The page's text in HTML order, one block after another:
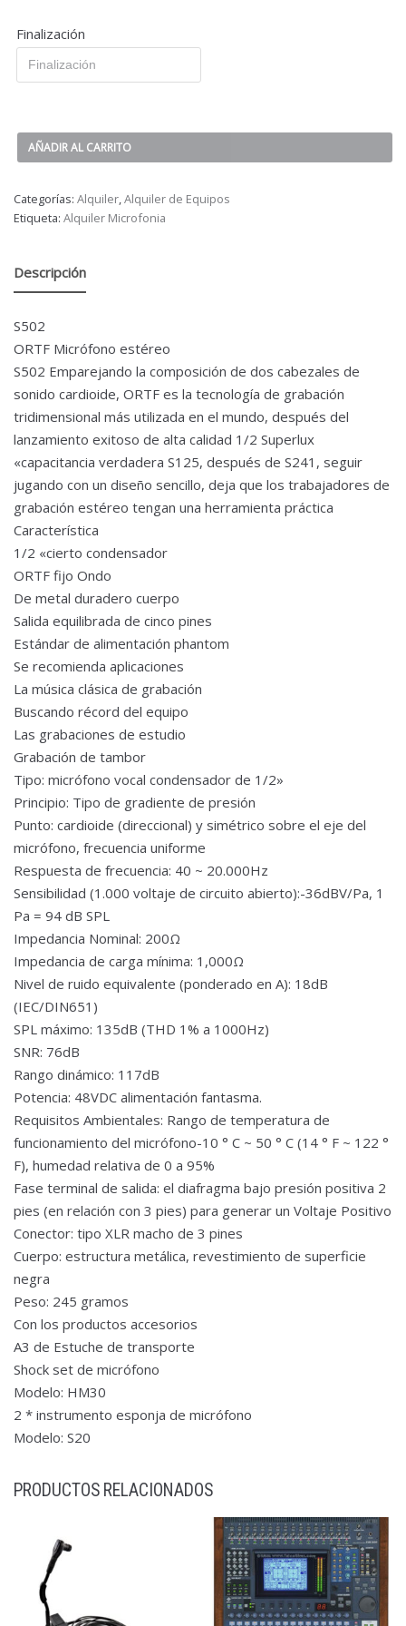
Finalización
AÑADIR AL CARRITO
Categorías: Alquiler Alquiler de Equipos
Etiqueta: Alquiler Microfonia
Descripción
S502
ORTF Micrófono estéreo
S502 Emparejando la composición de dos cabezales de
sonido cardioide, ORTF es la tecnología de grabación
tridimensional más utilizada en el mundo, después del
lanzamiento exitoso de alta calidad 1/2 Superlux
«capacitancia verdadera S125, después de S241, seguir
jugando con un diseño sencillo, deja que los trabajadores de
grabación estéreo tengan una herramienta práctica
Característica
1/2 «cierto condensador
ORTF fijo Ondo
De metal duradero cuerpo
Salida equilibrada de cinco pines
Estándar de alimentación phantom
Se recomienda aplicaciones
La música clásica de grabación
Buscando récord del equipo
Las grabaciones de estudio
Grabación de tambor
Tipo: micrófono vocal condensador de 1/2»
Principio: Tipo de gradiente de presión
Punto: cardioide (direccional) y simétrico sobre el eje del
micrófono, frecuencia uniforme
Respuesta de frecuencia: 40 ~ 20.000Hz
Sensibilidad (1.000 voltaje de circuito abierto):-36dBV/Pa, 1
Pa = 94 dB SPL
Impedancia Nominal: 200Ω
Impedancia de carga mínima: 1,000Ω
Nivel de ruido equivalente (ponderado en A): 18dB
(IEC/DIN651)
SPL máximo: 135dB (THD 1% a 1000Hz)
SNR: 76dB
Rango dinámico: 117dB
Potencia: 48VDC alimentación fantasma.
Requisitos Ambientales: Rango de temperatura de
funcionamiento del micrófono-10 ° C ~ 50 ° C (14 ° F ~ 122 °
F), humedad relativa de 0 a 95%
Fase terminal de salida: el diafragma bajo presión positiva 2
pies (en relación con 3 pies) para generar un Voltaje Positivo
Conector: tipo XLR macho de 3 pines
Cuerpo: estructura metálica, revestimiento de superficie
negra
Peso: 245 gramos
Con los productos accesorios
A3 de Estuche de transporte
Shock set de micrófono
Modelo: HM30
2 * instrumento esponja de micrófono
Modelo: S20
PRODUCTOS RELACIONADOS